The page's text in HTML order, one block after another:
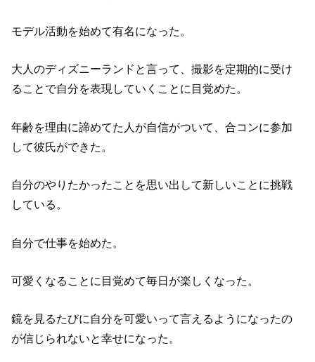
モデル活動を始めて有名になった。
大人のディズニーランドと言って、撮影を定期的に受け
ることで自分を表現していくことに目覚めた。
年齢を理由に諦めてた人が自信がついて、合コンに参加
して彼氏ができた。
自分のやりたかったことを思い出して新しいことに挑戦
している。
自分で仕事を始めた。
可愛くなることに目覚めて毎日が楽しくなった。
鏡を見るたびに自分を可愛いって言えるようになったの
が信じられないと幸せになった。